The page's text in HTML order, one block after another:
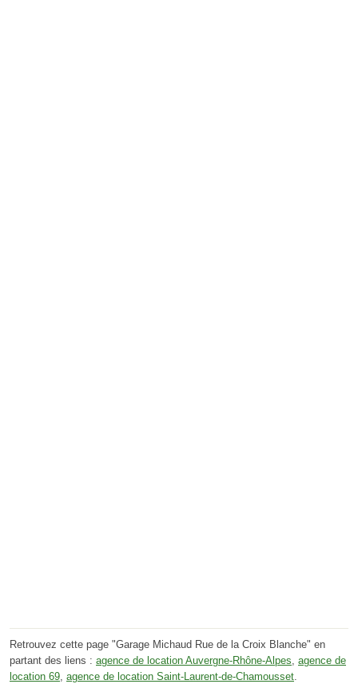
Retrouvez cette page "Garage Michaud Rue de la Croix Blanche" en
partant des liens : agence de location Auvergne-Rhône-Alpes, agence de
location 69, agence de location Saint-Laurent-de-Chamousset.